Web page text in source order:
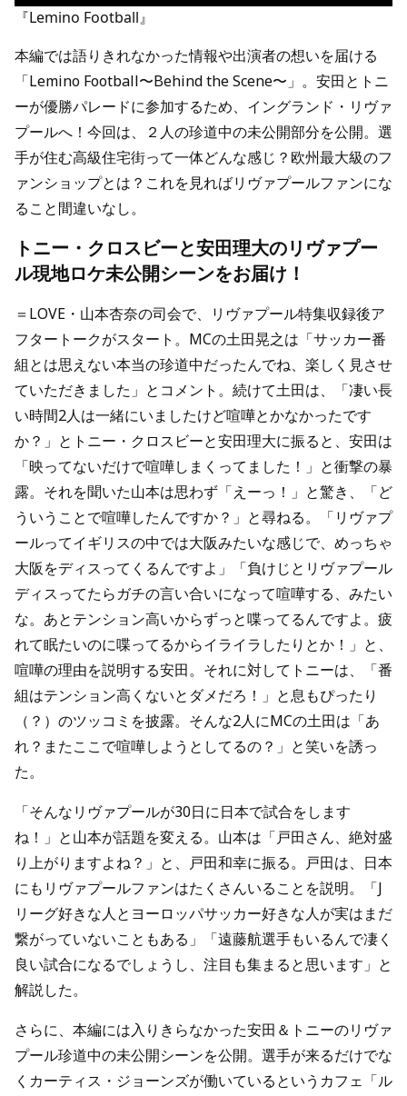
『Lemino Football』
本編では語りきれなかった情報や出演者の想いを届ける
「Lemino Football〜Behind the Scene〜」。安田とトニ
ーが優勝パレードに参加するため、イングランド・リヴァ
プールへ！今回は、２人の珍道中の未公開部分を公開。選
手が住む高級住宅街って一体どんな感じ？欧州最大級のフ
ァンショップとは？これを見ればリヴァプールファンにな
ること間違いなし。
トニー・クロスビーと安田理大のリヴァプー
ル現地ロケ未公開シーンをお届け！
＝LOVE・山本杏奈の司会で、リヴァプール特集収録後ア
フタートークがスタート。MCの土田晃之は「サッカー番
組とは思えない本当の珍道中だったんでね、楽しく見させ
ていただきました」とコメント。続けて土田は、「凄い長
い時間2人は一緒にいましたけど喧嘩とかなかったです
か？」とトニー・クロスビーと安田理大に振ると、安田は
「映ってないだけで喧嘩しまくってました！」と衝撃の暴
露。それを聞いた山本は思わず「えーっ！」と驚き、「ど
ういうことで喧嘩したんですか？」と尋ねる。「リヴァプ
ールってイギリスの中では大阪みたいな感じで、めっちゃ
大阪をディスってくるんですよ」「負けじとリヴァプール
ディスってたらガチの言い合いになって喧嘩する、みたい
な。あとテンション高いからずっと喋ってるんですよ。疲
れて眠たいのに喋ってるからイライラしたりとか！」と、
喧嘩の理由を説明する安田。それに対してトニーは、「番
組はテンション高くないとダメだろ！」と息もぴったり
（？）のツッコミを披露。そんな2人にMCの土田は「あ
れ？またここで喧嘩しようとしてるの？」と笑いを誘っ
た。
「そんなリヴァプールが30日に日本で試合をします
ね！」と山本が話題を変える。山本は「戸田さん、絶対盛
り上がりますよね？」と、戸田和幸に振る。戸田は、日本
にもリヴァプールファンはたくさんいることを説明。「J
リーグ好きな人とヨーロッパサッカー好きな人が実はまだ
繋がっていないこともある」「遠藤航選手もいるんで凄く
良い試合になるでしょうし、注目も集まると思います」と
解説した。
さらに、本編には入りきらなかった安田＆トニーのリヴァ
プール珍道中の未公開シーンを公開。選手が来るだけでな
くカーティス・ジョーンズが働いているというカフェ「ル